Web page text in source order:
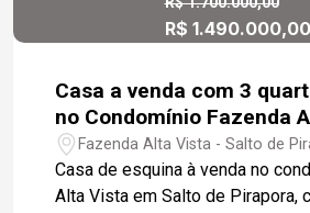
R$
Casa a venda com 3
no Condomínio Fazenda
Salto de Pirapora SP
Fazenda Alta Vista - Salto de
Casa de esquina à venda no
Alta Vista em Salto de Pirapora,